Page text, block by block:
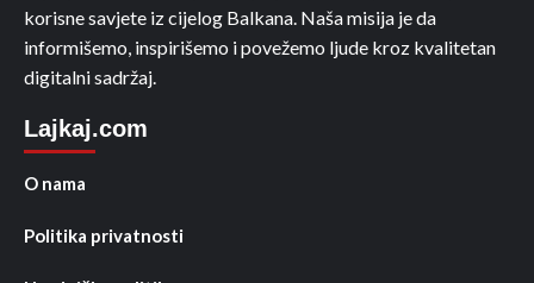
korisne savjete iz cijelog Balkana. Naša misija je da
informišemo, inspirišemo i povežemo ljude kroz kvalitetan
digitalni sadržaj.
Lajkaj.com
O nama
Politika privatnosti